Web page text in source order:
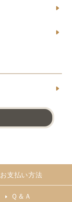
お支払い方法
Ｑ＆Ａ